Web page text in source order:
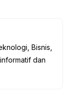
Bisnis,
dan